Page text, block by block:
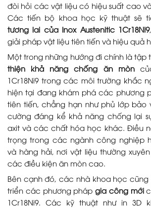
đòi hỏi các vật liệu có hiệu suất cao
Các tiến bộ khoa học kỹ thuật sẽ
tương lai của Inox Austenitic 1Cr18Ni9
giải pháp vật liệu tiên tiến và hiệu quả
Một trong những hướng đi chính là tập
thiện khả năng chống ăn mòn
1Cr18Ni9 trong các môi trường khắc
hiện tại đang khám phá các phương
tiên tiến, chẳng hạn như phủ lớp bảo
cường đáng kể khả năng chống lại
axit và các chất hóa học khác. Điều
trọng trong các ngành công nghiệp
và hàng hải, nơi vật liệu thường
các điều kiện ăn mòn cao.
Bên cạnh đó, các nhà khoa học
triển các phương phápgia công mới
1Cr18Ni9. Các kỹ thuật như in 3D